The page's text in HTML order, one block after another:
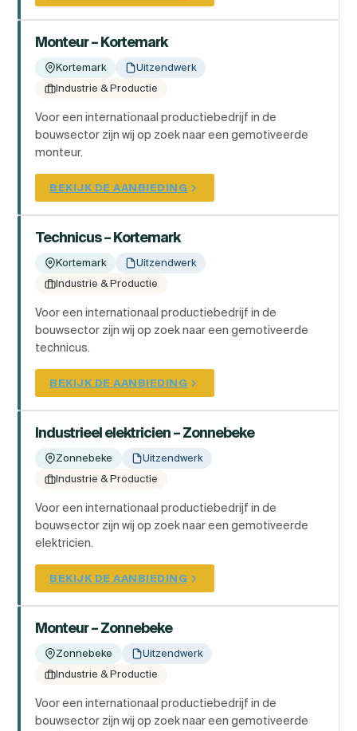
Monteur – Kortemark
Kortemark
Uitzendwerk
Industrie & Productie
Voor een internationaal productiebedrijf in de
bouwsector zijn wij op zoek naar een gemotiveerde
monteur.
BEKIJK DE AANBIEDING
Technicus – Kortemark
Kortemark
Uitzendwerk
Industrie & Productie
Voor een internationaal productiebedrijf in de
bouwsector zijn wij op zoek naar een gemotiveerde
technicus.
BEKIJK DE AANBIEDING
Industrieel elektricien – Zonnebeke
Zonnebeke
Uitzendwerk
Industrie & Productie
Voor een internationaal productiebedrijf in de
bouwsector zijn wij op zoek naar een gemotiveerde
elektricien.
BEKIJK DE AANBIEDING
Monteur – Zonnebeke
Zonnebeke
Uitzendwerk
Industrie & Productie
Voor een internationaal productiebedrijf in de
bouwsector zijn wij op zoek naar een gemotiveerde